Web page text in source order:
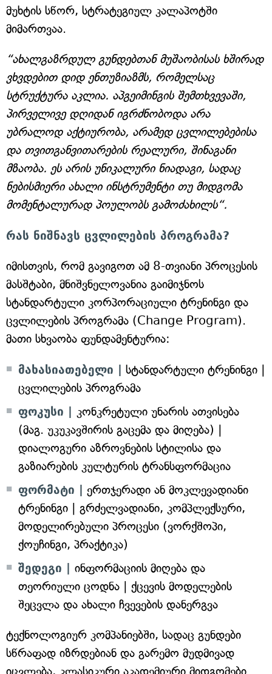
მუხტის სწორ, სტრატეგიულ კალაპოტში
მიმართვაა.
“ახალგაზრდულ გუნდებთან მუშაობისას ხშირად
ვხვდებით დიდ ენთუზიაზმს, რომელსაც
სტრუქტურა აკლია. აპგეიმინგის შემთხვევაში,
პირველივე დღიდან იგრძნობოდა არა
უბრალოდ აქტიურობა, არამედ ცვლილებებისა
და თვითგანვითარების რეალური, შინაგანი
მზაობა. ეს არის უნიკალური ნიადაგი, სადაც
ნებისმიერი ახალი ინსტრუმენტი თუ მიდგომა
მომენტალურად პოულობს გამოძახილს“.
რას ნიშნავს ცვლილების პროგრამა?
იმისთვის, რომ გავიგოთ ამ 8-თვიანი პროცესის
მასშტაბი, მნიშვნელოვანია გაიმიჯნოს
სტანდარტული კორპორაციული ტრენინგი და
ცვლილების პროგრამა (Change Program).
მათი სხვაობა ფუნდამენტურია:
მახასიათებელი |
სტანდარტული ტრენინგი |
ცვლილების პროგრამა
ფოკუსი |
კონკრეტული უნარის ათვისება
(მაგ. უკუკავშირის გაცემა და მიღება) |
დიალოგური აზროვნების სტილისა და
გაზიარების კულტურის ტრანსფორმაცია
ფორმატი |
ერთჯერადი ან მოკლევადიანი
ტრენინგი | გრძელვადიანი, კომპლექსური,
მოდელირებული პროცესი (ვორქშოპი,
ქოუჩინგი, პრაქტიკა)
შედეგი | ინფორმაციის მიღება და
თეორიული ცოდნა | ქცევის მოდელების
შეცვლა და ახალი ჩვევების დანერგვა
ტექნოლოგიურ კომპანიებში, სადაც გუნდები
სწრაფად იზრდებიან და გარემო მუდმივად